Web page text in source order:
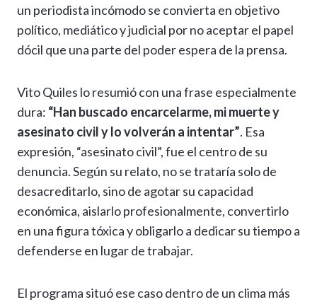
un periodista incómodo se convierta en objetivo
político, mediático y judicial por no aceptar el papel
dócil que una parte del poder espera de la prensa.
Vito Quiles lo resumió con una frase especialmente
dura: “Han buscado encarcelarme, mi muerte y
asesinato civil y lo volverán a intentar”. Esa
expresión, “asesinato civil”, fue el centro de su
denuncia. Según su relato, no se trataría solo de
desacreditarlo, sino de agotar su capacidad
económica, aislarlo profesionalmente, convertirlo
en una figura tóxica y obligarlo a dedicar su tiempo a
defenderse en lugar de trabajar.
El programa situó ese caso dentro de un clima más